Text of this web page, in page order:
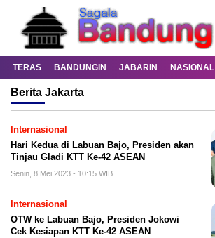
TERAS BANDUNGIN JABARIN NASIONAL
Berita Jakarta
Internasional
Hari Kedua di Labuan Bajo, Presiden akan
Tinjau Gladi KTT Ke-42 ASEAN
Senin, 8 Mei 2023 - 10:15 WIB
Internasional
OTW ke Labuan Bajo, Presiden Jokowi
Cek Kesiapan KTT Ke-42 ASEAN